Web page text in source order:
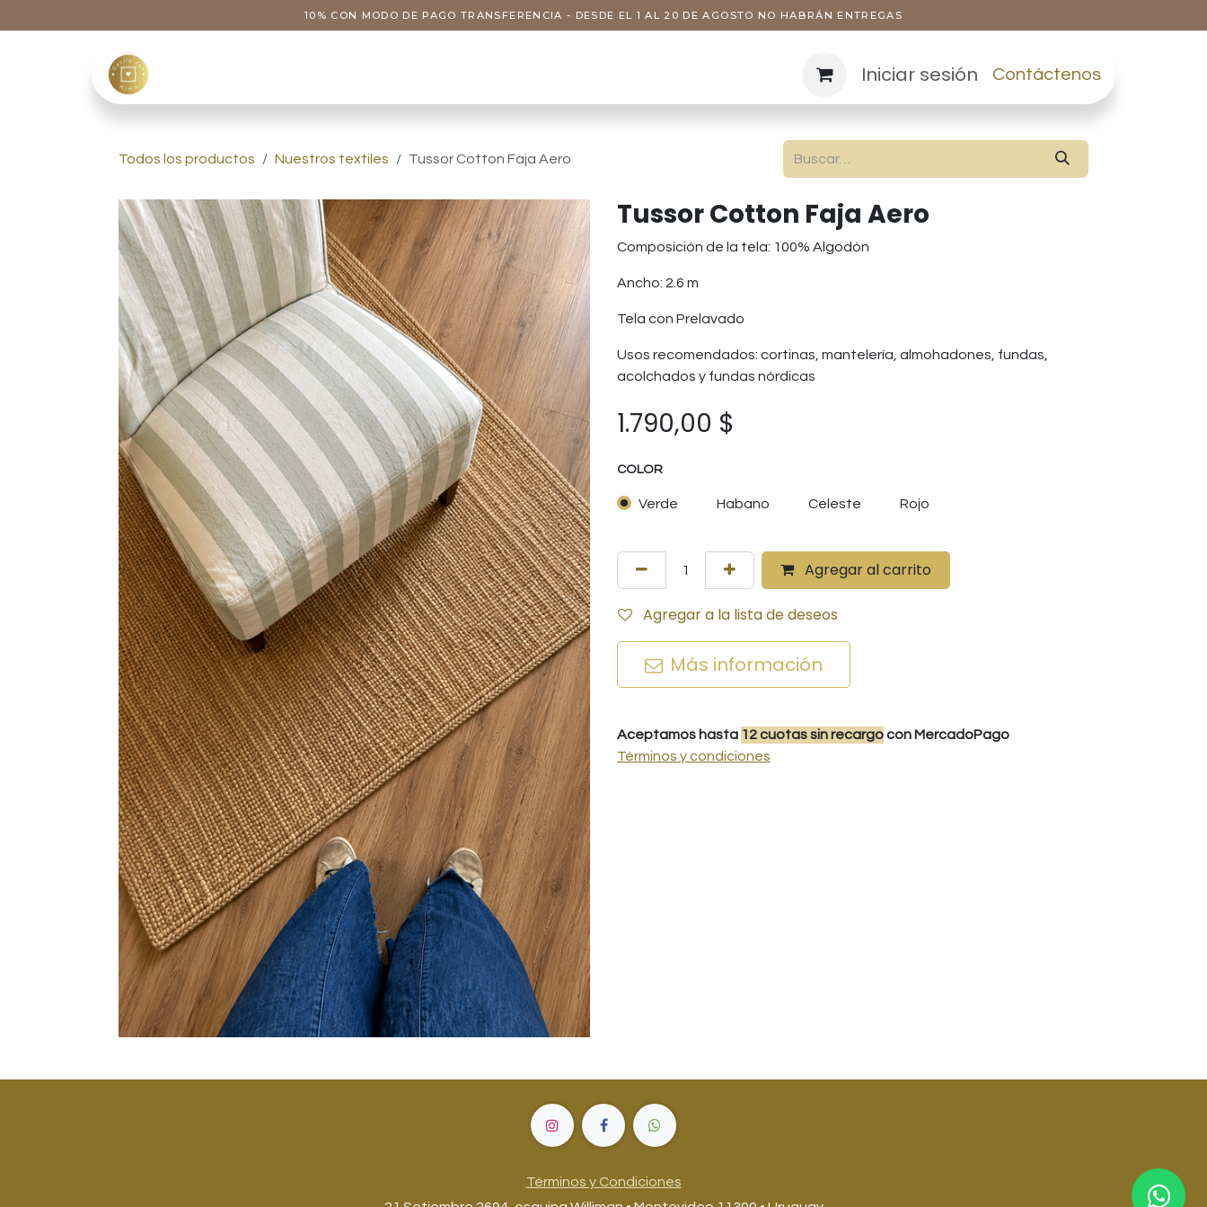
10% CON MODO DE PAGO TRANSFERENCIA - DESDE EL 1 AL 20 DE AGOSTO NO HABRÁN ENTREGAS
Iniciar sesión Contáctenos
Todos los productos Nuestros textiles Tussor Cotton Faja Aero
Tussor Cotton Faja Aero
Composición de la tela: 100% Algodón
Ancho: 2.6 m
Tela con Prelavado
Usos recomendados: cortinas, mantelería, almohadones, fundas,
acolchados y fundas nórdicas
1.790,00 $
COLOR
Verde Habano Celeste Rojo
Agregar al carrito
Agregar a la lista de deseos
Más información
Aceptamos hasta 12cuotassin recargocon MercadoPago
Términos y condiciones
Términos y Condiciones